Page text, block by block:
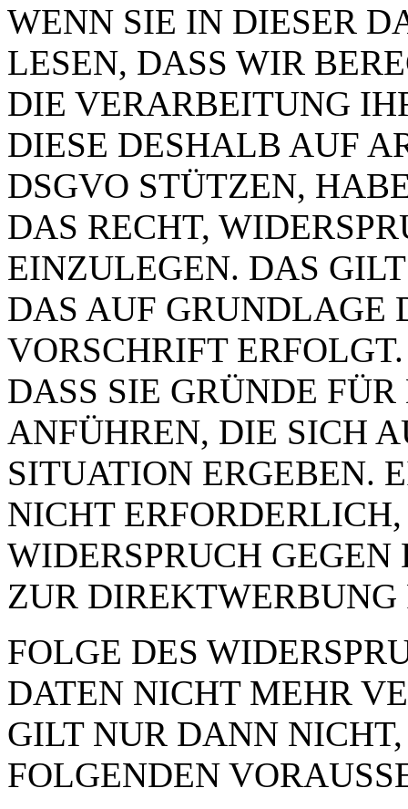
WENN SIE IN DIESER
LESEN, DASS WIR
DIE VERARBEITUNG
DIESE DESHALB AUF
DSGVO STÜTZEN,
DAS RECHT,
EINZULEGEN. DAS
DAS AUF GRUNDLAGE
VORSCHRIFT
DASS SIE GRÜNDE
ANFÜHREN, DIE SICH
SITUATION ERGEBEN.
NICHT
WIDERSPRUCH
ZUR DIREKTWERBUNG
FOLGE DES
DATEN NICHT MEHR
GILT NUR DANN
FOLGENDEN